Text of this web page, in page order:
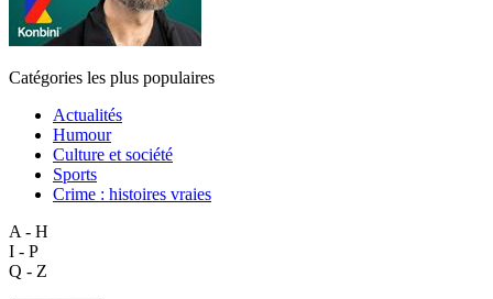
Catégories les plus populaires
Actualités
Humour
Culture et société
Sports
Crime : histoires vraies
A - H
I - P
Q - Z